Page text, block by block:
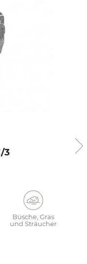
3
Büsche, Gras
und Sträucher